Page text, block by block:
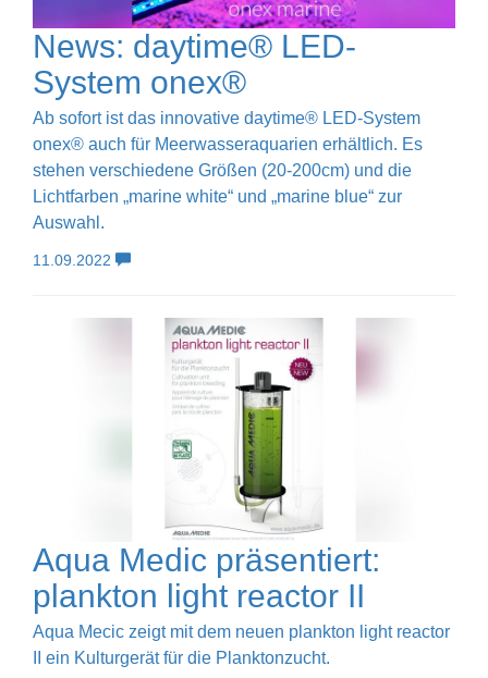
News: daytime® LED-
System onex®
Ab sofort ist das innovative daytime® LED-System
onex® auch für Meerwasseraquarien erhältlich. Es
stehen verschiedene Größen (20-200cm) und die
Lichtfarben „marine white“ und „marine blue“ zur
Auswahl.
11.09.2022
Aqua Medic präsentiert:
plankton light reactor II
Aqua Mecic zeigt mit dem neuen plankton light reactor
II ein Kulturgerät für die Planktonzucht.